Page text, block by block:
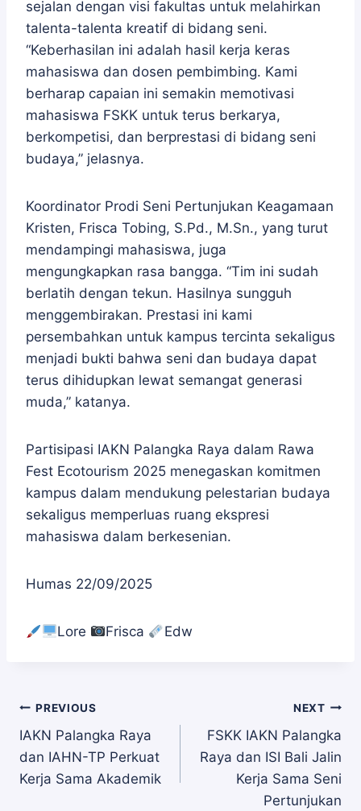
sejalan dengan visi fakultas untuk melahirkan
talenta-talenta kreatif di bidang seni.
“Keberhasilan ini adalah hasil kerja keras
mahasiswa dan dosen pembimbing. Kami
berharap capaian ini semakin memotivasi
mahasiswa FSKK untuk terus berkarya,
berkompetisi, dan berprestasi di bidang seni
budaya,” jelasnya.
Koordinator Prodi Seni Pertunjukan Keagamaan
Kristen, Frisca Tobing, S.Pd., M.Sn., yang turut
mendampingi mahasiswa, juga
mengungkapkan rasa bangga. “Tim ini sudah
berlatih dengan tekun. Hasilnya sungguh
menggembirakan. Prestasi ini kami
persembahkan untuk kampus tercinta sekaligus
menjadi bukti bahwa seni dan budaya dapat
terus dihidupkan lewat semangat generasi
muda,” katanya.
Partisipasi IAKN Palangka Raya dalam Rawa
Fest Ecotourism 2025 menegaskan komitmen
kampus dalam mendukung pelestarian budaya
sekaligus memperluas ruang ekspresi
mahasiswa dalam berkesenian.
Humas 22/09/2025
Lore Frisca Edw
Navigasi
pos
PREVIOUS
IAKN Palangka Raya
dan IAHN-TP Perkuat
Kerja Sama Akademik
NEXT
FSKK IAKN Palangka
Raya dan ISI Bali Jalin
Kerja Sama Seni
Pertunjukan